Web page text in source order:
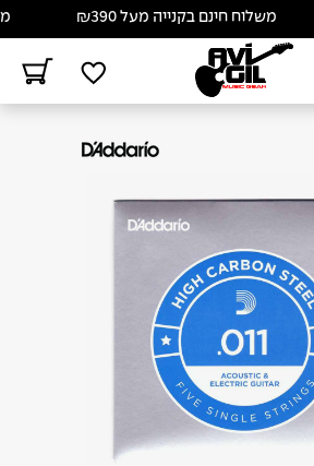
משלוח חינם בקנייה מעל ₪390